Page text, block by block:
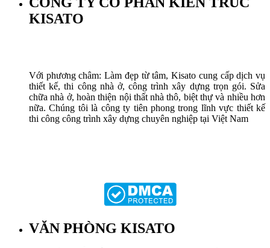
KISATO
Với phương châm: Làm đẹp từ tâm, Kisato cung cấp dịch vụ
thiết kế, thi công nhà ở, công trình xây dựng trọn gói. Sửa
chữa nhà ở, hoàn thiện nội thất nhà thô, biệt thự và nhiều hơn
nữa. Chúng tôi là công ty tiên phong trong lĩnh vực thiết kế
thi công công trình xây dựng chuyên nghiệp tại Việt Nam
VĂN PHÒNG KISATO